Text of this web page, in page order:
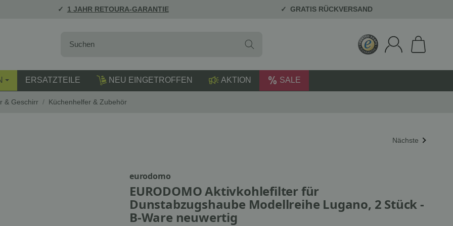
1 JAHR RETOURA-GARANTIE GRATIS RÜCKVERSAND
ERSATZTEILE NEU EINGETROFFEN AKTION SALE
& Geschirr / Küchenhelfer & Zubehör
Nächste
eurodomo
EURODOMO Aktivkohlefilter für
Dunstabzugshaube Modellreihe Lugano, 2 Stück -
B-Ware neuwertig